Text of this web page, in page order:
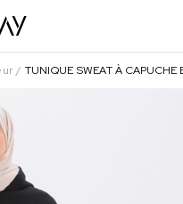
TUNIQUE SWEAT À CAPUCHE